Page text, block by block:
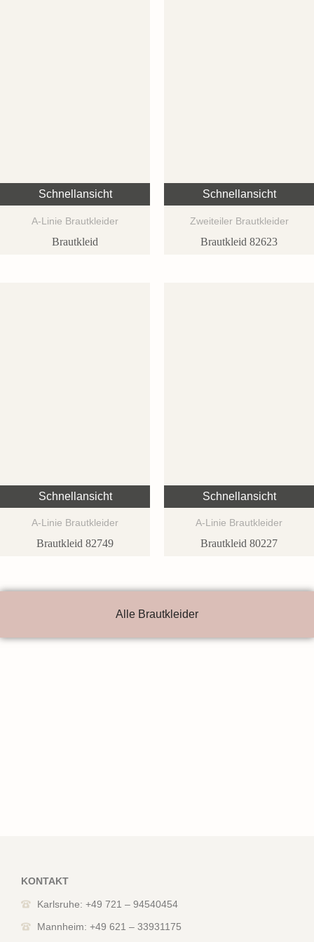
Schnellansicht
A-Linie Brautkleider
Brautkleid
Schnellansicht
Zweiteiler Brautkleider
Brautkleid 82623
Schnellansicht
A-Linie Brautkleider
Brautkleid 82749
Schnellansicht
A-Linie Brautkleider
Brautkleid 80227
Alle Brautkleider
KONTAKT
Karlsruhe: +49 721 – 94540454
Mannheim: +49 621 – 33931175